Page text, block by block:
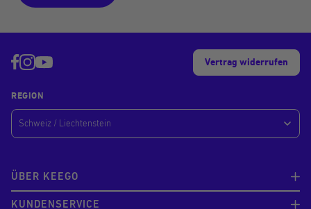
ÜBER KEEGO
KUNDENSERVICE
Vertrag widerrufen
REGION